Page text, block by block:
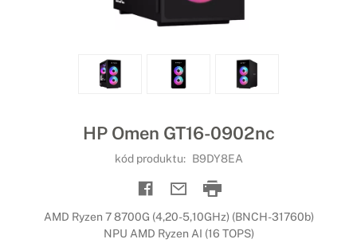
HP Omen GT16-0902nc
kód produktu: B9DY8EA
AMD Ryzen 7 8700G (4,20-5,10GHz) (BNCH-31760b)
NPU AMD Ryzen AI (16 TOPS)